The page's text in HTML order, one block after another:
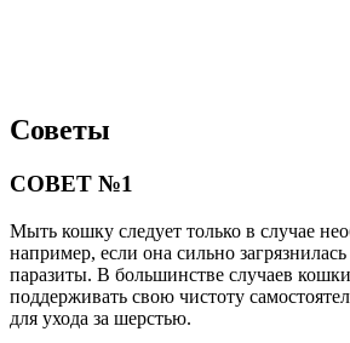
Советы
СОВЕТ №1
Мыть кошку следует только в случае
например, если она сильно
паразиты. В большинстве случаев
поддерживать свою чистоту
для ухода за шерстью.